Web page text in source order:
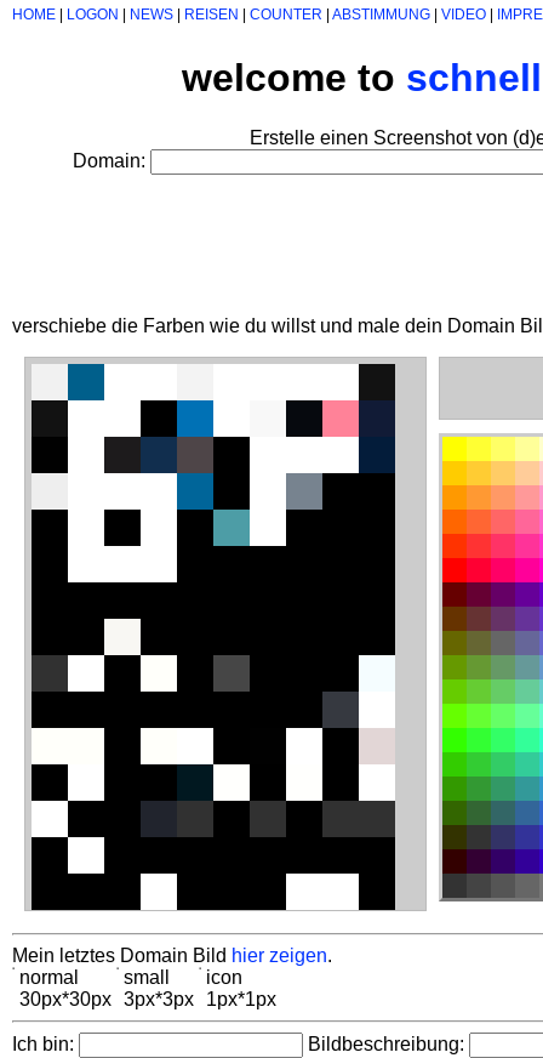
HOME LOGON NEWS REISEN COUNTER ABSTIMMUNG VIDEO
welcome to
Erstelle einen Screenshot von
Domain:
verschiebe die Farben wie du willst und male dein Domain
Mein letztes Domain Bild hier zeigen.
normal
30px*30px
small
3px*3px
icon
1px*1px
Ich bin: Bildbeschreibung: